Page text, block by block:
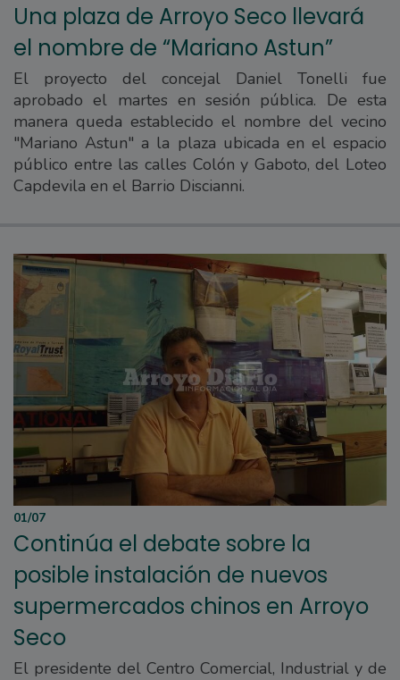
Una plaza de Arroyo Seco llevará
el nombre de “Mariano Astun”
El proyecto del concejal Daniel Tonelli fue
aprobado el martes en sesión pública. De esta
manera queda establecido el nombre del vecino
"Mariano Astun" a la plaza ubicada en el espacio
público entre las calles Colón y Gaboto, del Loteo
Capdevila en el Barrio Discianni.
01/07
Continúa el debate sobre la
posible instalación de nuevos
supermercados chinos en Arroyo
Seco
El presidente del Centro Comercial, Industrial y de